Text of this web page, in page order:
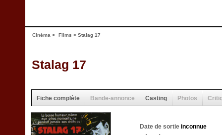
Cinéma > Films > Stalag 17
Stalag 17
Fiche complète Bande-annonce Casting Photos
Date de sortie inconnue